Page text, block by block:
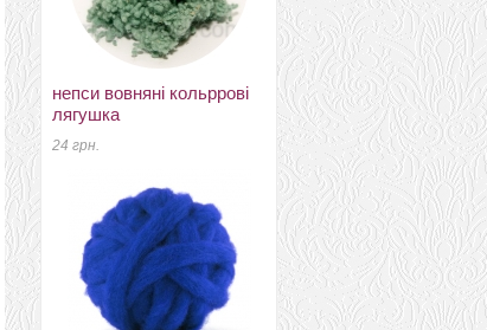
непси вовняні кольррові
лягушка
24 грн.
фетр 2мм 20см*30см
натуральна вовна луг
39 грн.